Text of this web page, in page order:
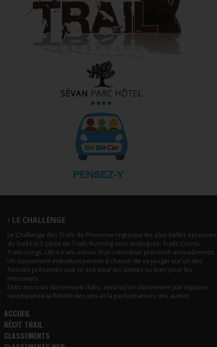
LE CHALLENGE
Le Challenge des Trails de Provence regroupe les plus belles épreuves
du Sud Est.3 types de Trails Running sont distingués: Trails Courts,
Trails Longs, Ultra trails autour d'un calendrier présenté annuellement.
Un classement individuel permet à chacun de se jauger sur un des
formats présentés que ce soit pour les dames ou bien pour les
messieurs.
Mais aussi un classement clubs, ainsi qu'un classement par équipes
récompense la fidélité des uns et la performances des autres.
ACCUEIL
RÉCIT TRAIL
CLASSEMENTS